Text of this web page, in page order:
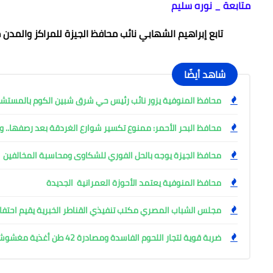
متابعة _ نوره سليم
تابع إبراهيم الشهابي نائب محافظ الجيزة للمراكز
شاهد أيضًا
محافظ المنوفية يزور نائب رئيس حي شرق شبين الكوم
محافظ البحر الأحمر: ممنوع تكسير شوارع الغردقة بعد رصفها..
محافظ الجيزة يوجه بالحل الفوري للشكاوى ومحاسبة المخالفين
محافظ المنوفية يعتمد الأحوزة العمرانية الجديدة
مجلس الشباب المصري مكتب تنفيذي القناطر الخبرية يقيم
ضربة قوية لتجار اللحوم الفاسدة ومصادرة 42 طن أغذية مغشوشة بالجيزة